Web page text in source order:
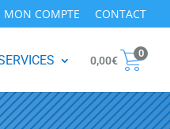
MON COMPTE CONTACT
0,00€
0